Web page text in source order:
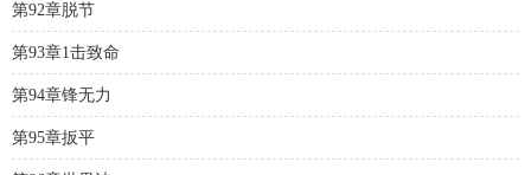
第92章脱节
第93章1击致命
第94章锋无力
第95章扳平